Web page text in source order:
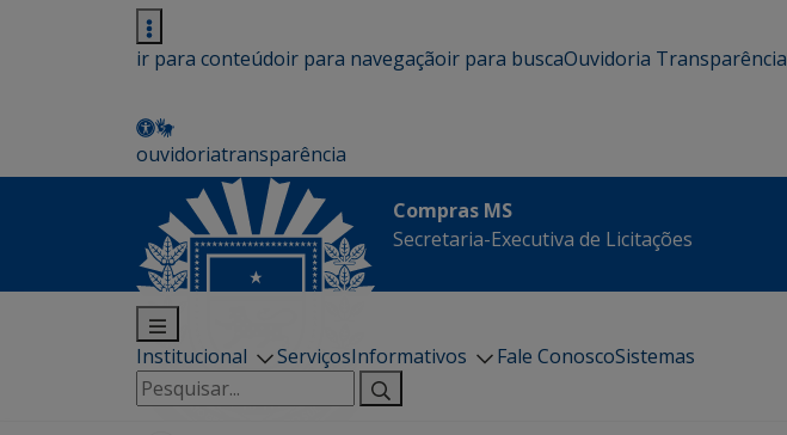
ir para conteúdoir para navegaçãoir para buscaOuvidoria Transparência
ouvidoriatransparência
Compras MS
Secretaria-Executiva de Licitações
Institucional ServiçosInformativos Fale ConoscoSistemas
Pesquisar
por: